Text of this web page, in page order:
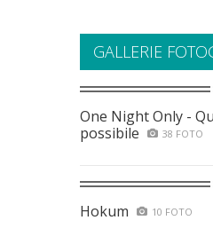
GALLERIE
One Night Only -
possibile
38 FOTO
Hokum 10 FOTO